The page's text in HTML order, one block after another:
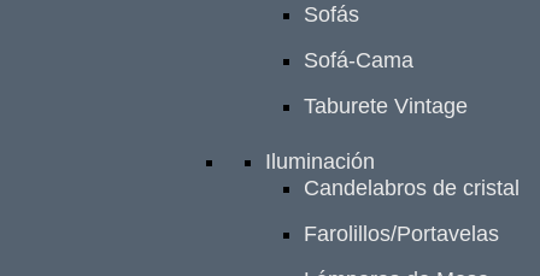
Sofás
Sofá-Cama
Taburete Vintage
Iluminación
Candelabros de cristal
Farolillos/Portavelas